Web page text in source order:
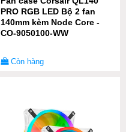
PRO RGB LED Bộ 2 fan
140mm kèm Node Core -
CO-9050100-WW
Còn hàng